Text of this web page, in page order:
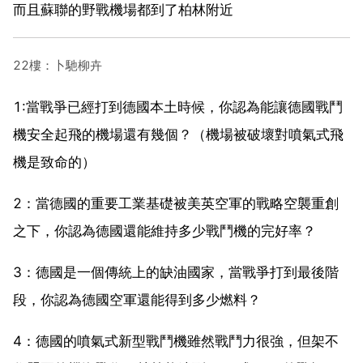
而且蘇聯的野戰機場都到了柏林附近
22樓：卜馳柳卉
1:當戰爭已經打到德國本土時候，你認為能讓德國戰鬥
機安全起飛的機場還有幾個？（機場被破壞對噴氣式飛
機是致命的）
2：當德國的重要工業基礎被美英空軍的戰略空襲重創
之下，你認為德國還能維持多少戰鬥機的完好率？
3：德國是一個傳統上的缺油國家，當戰爭打到最後階
段，你認為德國空軍還能得到多少燃料？
4：德國的噴氣式新型戰鬥機雖然戰鬥力很強，但架不